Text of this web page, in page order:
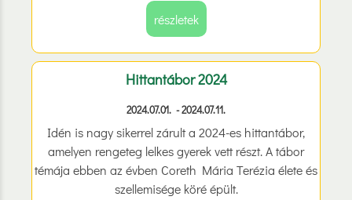
Péter országgyűlési képviselő, államtitkár.
részletek
Hittantábor 2024
2024.07.01. - 2024.07.11.
Idén is nagy sikerrel zárult a 2024-es hittantábor,
amelyen rengeteg lelkes gyerek vett részt. A tábor
témája ebben az évben Coreth Mária Terézia élete és
szellemisége köré épült.